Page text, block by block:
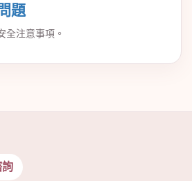
題
全注意事項。